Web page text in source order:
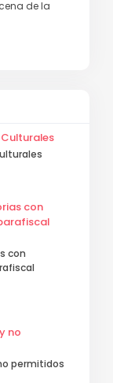
de la
con
con
no
permitidos